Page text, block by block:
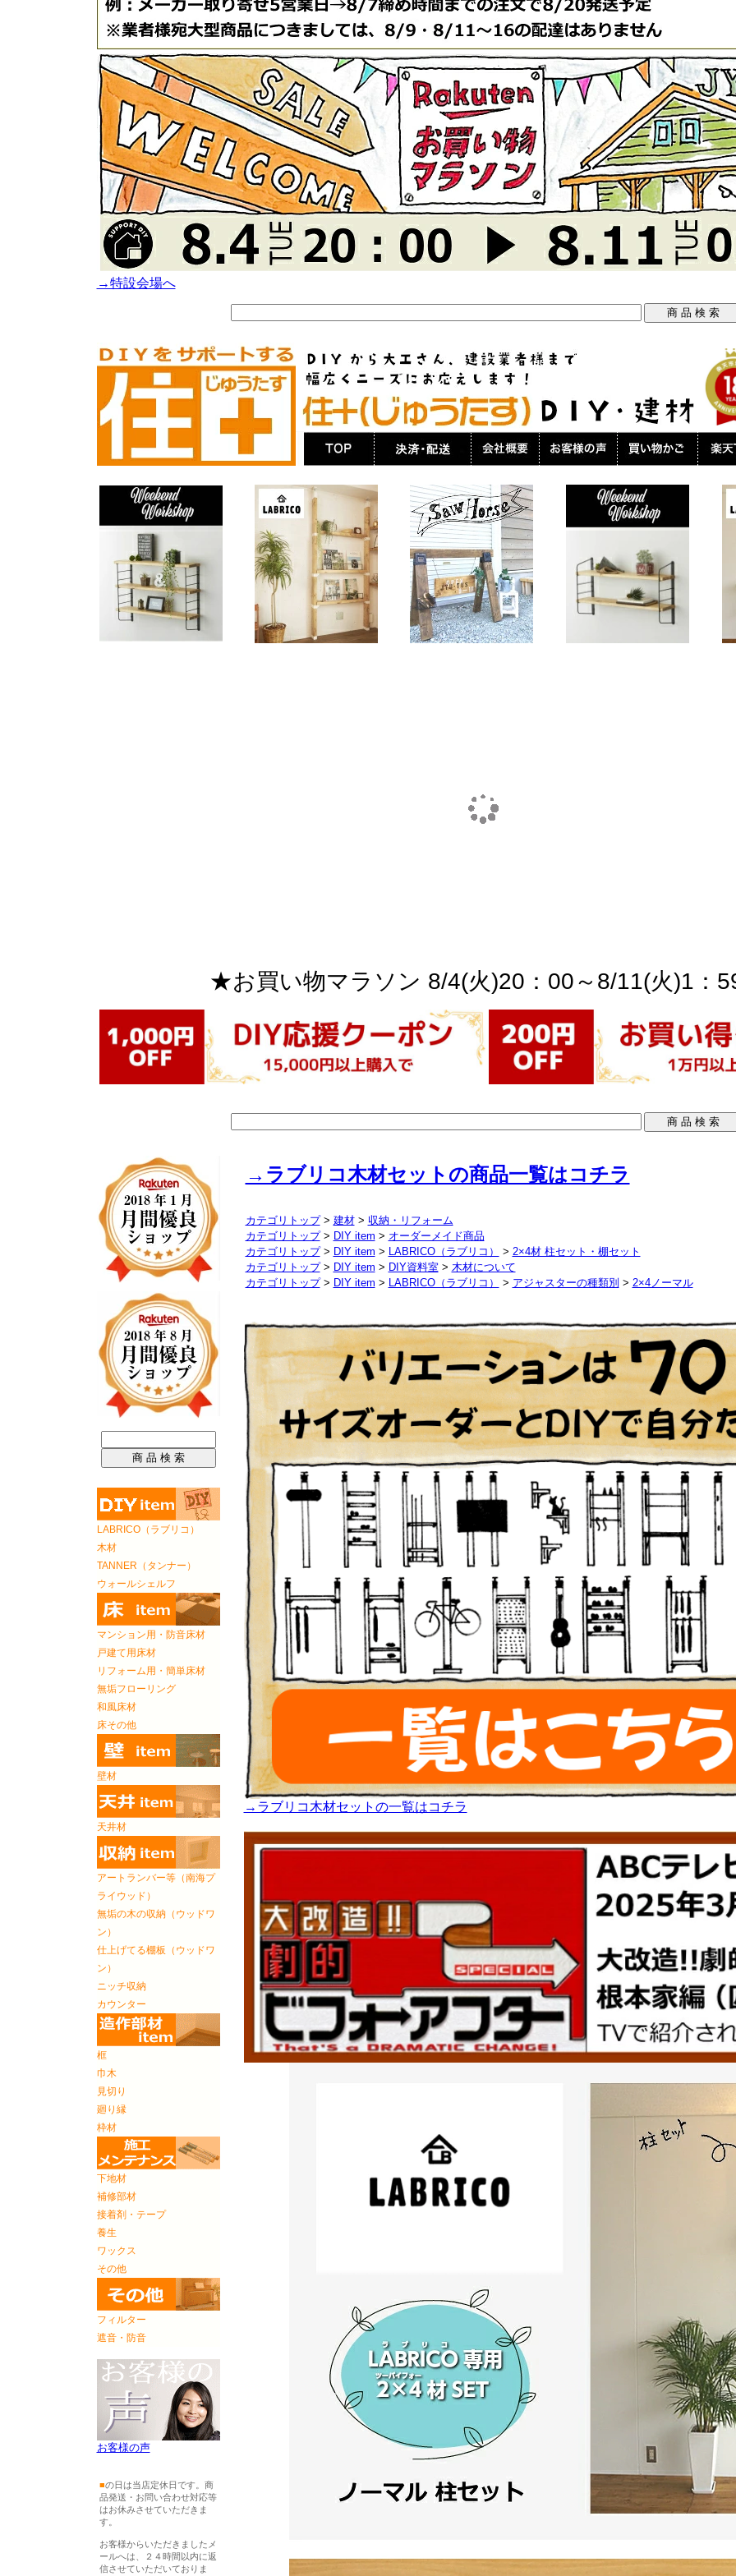
→特設会場へ
★お買い物マラソン 8/4(火)20：00～8/11(火)1：
LABRICO（ラブリコ）
木材
TANNER（タンナー）
ウォールシェルフ
マンション用・防音床材
戸建て用床材
リフォーム用・簡単床材
無垢フローリング
和風床材
床その他
壁材
天井材
アートランバー等（南海プ
ライウッド）
無垢の木の収納（ウッドワ
ン）
仕上げてる棚板（ウッドワ
ン）
ニッチ収納
カウンター
框
巾木
見切り
廻り縁
枠材
下地材
補修部材
接着剤・テープ
養生
ワックス
その他
フィルター
遮音・防音
お客様の声
■の日は当店定休日です。商
品発送・お問い合わせ対応等
はお休みさせていただきま
す。
お客様からいただきましたメ
ールへは、２４時間以内に返
信させていただいておりま
→ラブリコ木材セットの商品一覧はコチラ
カテゴリトップ> 建材> 収納・リフォーム
カテゴリトップ> DIY item > オーダーメイド商品
カテゴリトップ> DIY item > LABRICO（ラブリコ） > 2×4材 柱セット・棚セット
カテゴリトップ> DIY item > DIY資料室> 木材について
カテゴリトップ> DIY item > LABRICO（ラブリコ） > アジャスターの種類別 > 2×4ノーマル
→ラブリコ木材セットの一覧はコチラ